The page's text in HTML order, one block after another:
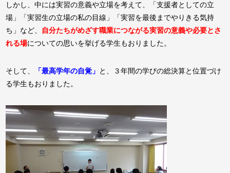
しかし、中には実習の意義や立場を考えて、「支援者としての立
場」「実習生の立場の私の目線」「実習を最後までやりきる気持
ち」など、
自分たちがめざす職業につながる実習の意義や必要とさ
れる場についての思いを挙げる学生もおりました。
そして、 「最高学年の自覚」 と、３年間の学びの総決算と位置づけ
る学生もおりました。